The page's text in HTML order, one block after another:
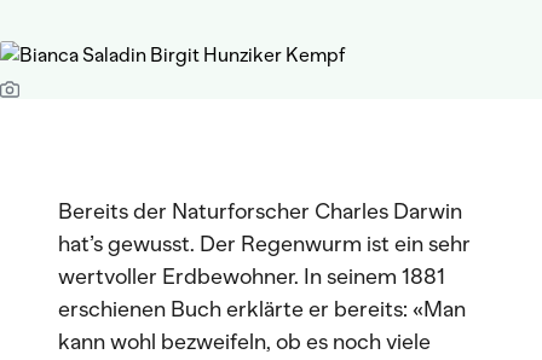
Bereits der Naturforscher Charles Darwin
hat’s gewusst. Der Regenwurm ist ein sehr
wertvoller Erdbewohner. In seinem 1881
erschienen Buch erklärte er bereits: «Man
kann wohl bezweifeln, ob es noch viele